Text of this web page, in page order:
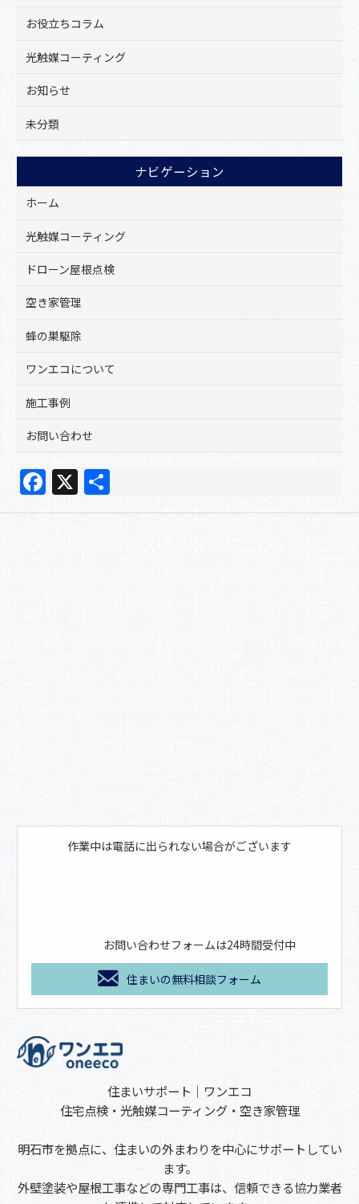
お役立ちコラム
光触媒コーティング
お知らせ
未分類
ナビゲーション
ホーム
光触媒コーティング
ドローン屋根点検
空き家管理
蜂の巣駆除
ワンエコについて
施工事例
お問い合わせ
F
a
X
有
作業中は電話に出られない場合がございます
お問い合わせフォームは24時間受付中
住まいの無料相談フォーム
住まいサポート｜ワンエコ
住宅点検・光触媒コーティング・空き家管理
明石市を拠点に、住まいの外まわりを中心にサポートしてい
ます。
外壁塗装や屋根工事などの専門工事は、信頼できる協力業者